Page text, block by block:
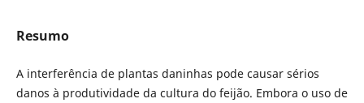
Resumo
A interferência de plantas daninhas pode causar sérios
danos à produtividade da cultura do feijão. Embora o uso de